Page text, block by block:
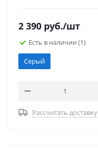
2 390 руб./шт
Есть в наличии (1)
Серый
Рассчитать доставку